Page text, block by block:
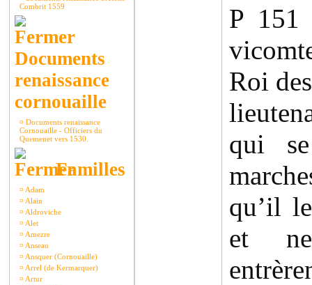
Combrit 1559
Documents
renaissance
cornouaille
¤ Documents renaissance
Cornouaille - Officiers du
Quemenet vers 1530.
Familles
¤ Adam
¤ Alain
¤ Aldroviche
¤ Alet
¤ Amezre
¤ Anseau
¤ Ansquer (Cornouaille)
¤ Arrel (de Kermarquer)
¤ Artur
P
Roi
qui
qu’il
et